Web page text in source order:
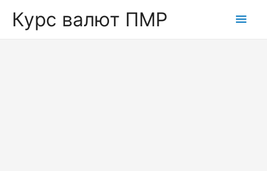
Курс валют ПМР